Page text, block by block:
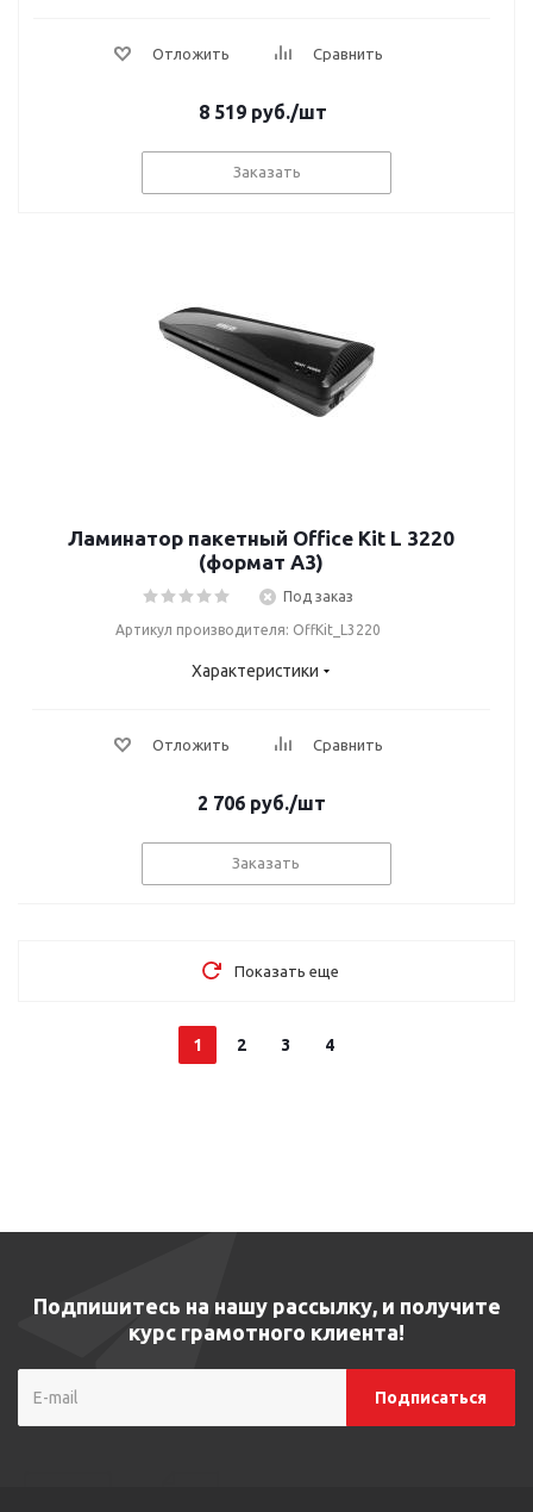
Отложить Сравнить
8 519руб./шт
Заказать
Ламинатор пакетный Office Kit L 3220
(формат А3)
Под заказ
Артикул производителя: OffKit_L3220
Характеристики
Отложить Сравнить
2 706 руб./шт
Заказать
Показать еще
1 2 3 4
Подпишитесь на нашу рассылку, и получите
курс грамотного клиента!